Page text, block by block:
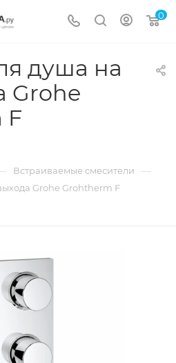
0
душа на
Grohe
F
Встраиваемые смесители —
Grohe Grohtherm F